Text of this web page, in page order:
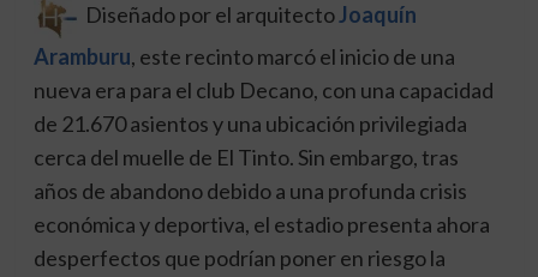
Diseñado por el arquitectoJoaquín
Aramburu, este recinto marcó el inicio de una
nueva era para el club Decano, con una capacidad
de 21.670 asientos y una ubicación privilegiada
cerca del muelle de El Tinto. Sin embargo, tras
años de abandono debido a una profunda crisis
económica y deportiva, el estadio presenta ahora
desperfectos que podrían poner en riesgo la